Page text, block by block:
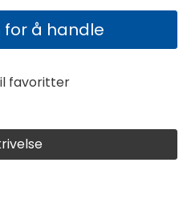
for å handle
favoritter